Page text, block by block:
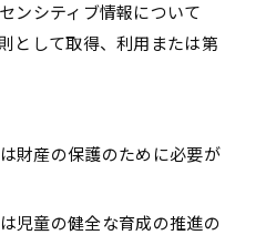
ンシティブ情報について
として取得、利用または第
財産の保護のために必要が
児童の健全な育成の推進の